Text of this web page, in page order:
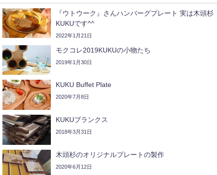
『ウトウーク』さんハンバーグプレート 実は木頭杉
KUKUです^^
2022年1月21日
モクコレ2019KUKUの小物たち
2019年1月30日
KUKU Buffet Plate
2020年7月8日
KUKUブランクス
2018年3月31日
木頭杉のオリジナルプレートの製作
2020年6月12日